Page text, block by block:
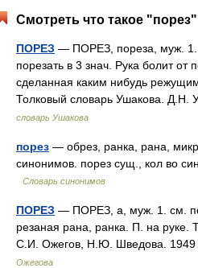
Смотреть что такое
ПОРЕЗ — ПОРЕЗ, пореза, муж. 1.
порезать в 3 знач. Рука болит от
сделанная каким нибудь
Толковый словарь Ушакова.
словарь Ушакова
порез — обрез, ранка, рана,
синонимов. порез сущ., кол во
Словарь синонимов
ПОРЕЗ — ПОРЕЗ, а, муж. 1. см.
резаная рана, ранка. П. на руке.
С.И. Ожегов, Н.Ю. Шведова.
Ожегова